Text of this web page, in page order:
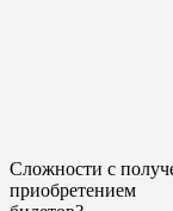
Сложности с
приобретением